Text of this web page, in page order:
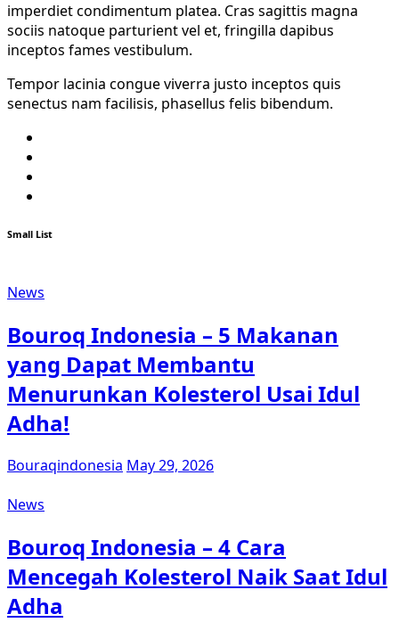
imperdiet condimentum platea. Cras sagittis magna
sociis natoque parturient vel et, fringilla dapibus
inceptos fames vestibulum.
Tempor lacinia congue viverra justo inceptos quis
senectus nam facilisis, phasellus felis bibendum.
Small List
News
Bouroq Indonesia – 5 Makanan
yang Dapat Membantu
Menurunkan Kolesterol Usai Idul
Adha!
Bouraqindonesia May 29, 2026
News
Bouroq Indonesia – 4 Cara
Mencegah Kolesterol Naik Saat Idul
Adha